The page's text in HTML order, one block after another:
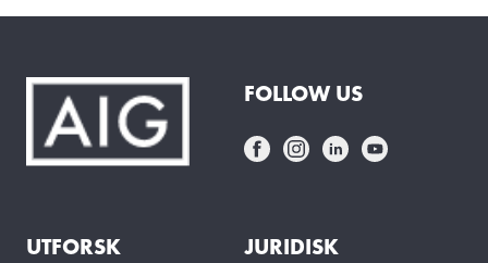
FOLLOW US
UTFORSK
JURIDISK